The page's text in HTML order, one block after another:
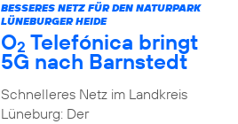
BESSERES NETZ FÜR DEN NATURPARK
LÜNEBURGER HEIDE
O2 Telefónica bringt
5G nach Barnstedt
Schnelleres Netz im Landkreis
Lüneburg: Der